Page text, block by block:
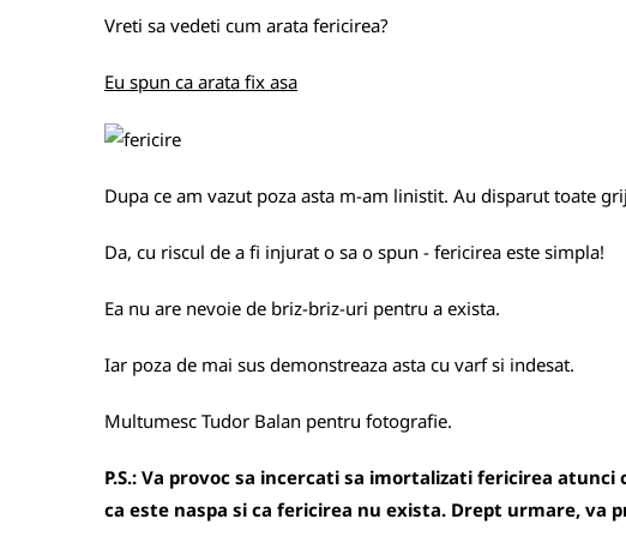
Vreti sa vedeti cum arata fericirea?
Eu spun ca arata fix asa
Dupa ce am vazut poza asta m-am linistit. Au disparut toate
Da, cu riscul de a fi injurat o sa o spun - fericirea este simpla!
Ea nu are nevoie de briz-briz-uri pentru a exista.
Iar poza de mai sus demonstreaza asta cu varf si indesat.
Multumesc Tudor Balan pentru fotografie.
P.S.: Va provoc sa incercati sa imortalizati fericirea
ca este naspa si ca fericirea nu exista. Drept urmare, va